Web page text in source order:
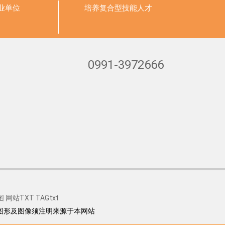
单位 培养复合型技能人才
0991-3972666
网站TXT TAGtxt
形及图像须注明来源于本网站